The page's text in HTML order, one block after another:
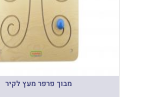
מבוך פרפר מעץ לקיר